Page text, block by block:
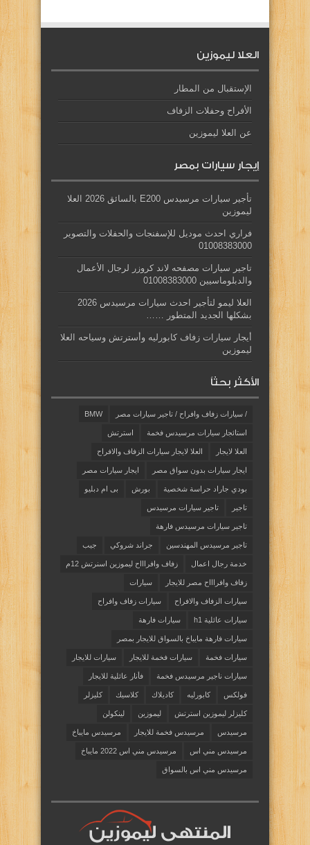
العلا ليموزين
الإستقبال من المطار
الأفراح وحفلات الزفاف
عن العلا ليموزين
إيجار سيارات بمصر
تأجير سيارات مرسيدس E200 بالسائق 2026 العلا
ليموزين
فراري احدث موديل للإسفنجات والحفلات والتصوير
01008383000
تاجير سيارات مصفحه لاند كروزر لرجال الأعمال
والدبلوماسيين 01008383000
العلا ليمو لتأجير احدث سيارات مرسيدس 2026
بشكلها الجديد المتطور ……
أيجار سيارات زفاف كابورليه وأسترتش وسياحه العلا
ليموزين
الأكثر بحثاً
/ سيارات زفاف وافراح / تاجير سيارات مصر BMW
استائجار سيارات مرسيدس فخمة استرتش
العلا لايجار العلا لايجار سيارات الزفاف والافراح
ايجار سيارات بدون سواق مصر ايجار سيارات مصر
بودي جاراد حراسة شخصية بورش بى ام دبليو
تاجير تاجير سيارات مرسيدس
تاجير سيارات مرسيدس فارهة
تاجير مرسيدس المهندسين جراند شروكي جيب
خدمة رجال اعمال زفاف وافراااح ليموزين اسنرتش 12م
زفاف وافراااح مصر للايجار سيارات
سيارات الزفاف والافراح سيارات زفاف وافراح
سيارات عائلية h1 سيارات فارهة
سيارات فارهة مايباخ بالسواق للايجار بمصر
سيارات فخمة سيارات فخمة للايجار سيارات للايجار
سيارات ناجير مرسيدس فخمة فأنار عائلية للايجار
فولكس كابورليه كاديلاك كلاسيك كليزلر
كليزلر ليموزين استرتش ليموزين لينكولن
مرسيدس مرسيدس فخمة للايجار مرسيدس مايباخ
مرسيدس مني اس مرسيدس مني اس 2022 مايباخ
مرسيدس مني اس بالسواق